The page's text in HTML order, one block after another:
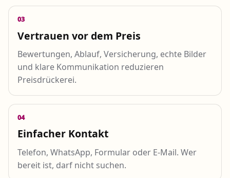
03
Vertrauen vor dem Preis
Bewertungen, Ablauf, Versicherung, echte Bilder
und klare Kommunikation reduzieren
Preisdrückerei.
04
Einfacher Kontakt
Telefon, WhatsApp, Formular oder E-Mail. Wer
bereit ist, darf nicht suchen.